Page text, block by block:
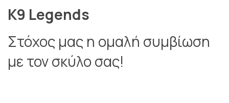
K9 Legends
Στόχος μας η ομαλή συμβίωση
με τον σκύλο σας!